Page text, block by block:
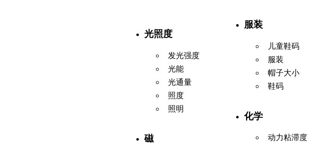
光照度
发光强度
光能
光通量
照度
照明
磁
服装
儿童鞋码
服装
帽子大小
鞋码
化学
动力粘滞度